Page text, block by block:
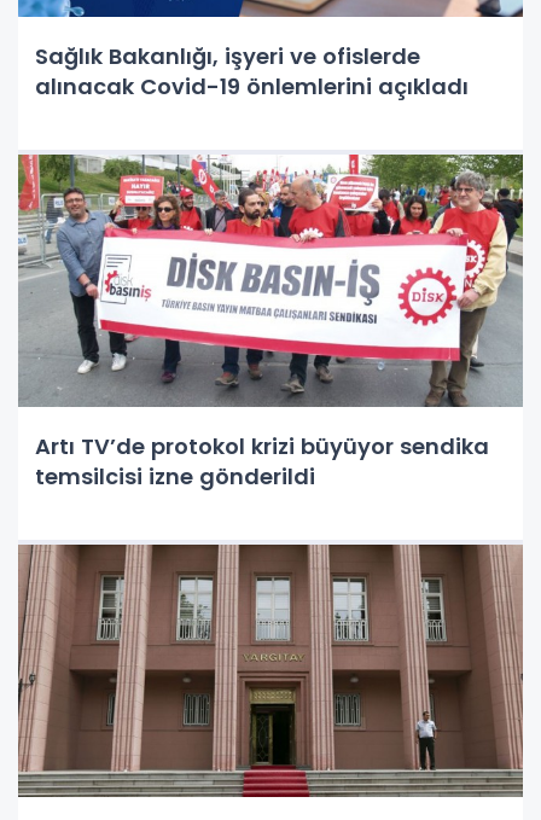
Sağlık Bakanlığı, işyeri ve ofislerde
alınacak Covid-19 önlemlerini açıkladı
Artı TV’de protokol krizi büyüyor sendika
temsilcisi izne gönderildi